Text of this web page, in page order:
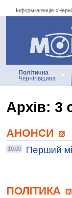
Інформ-агенція
Інформ-
Політична
Чернігівщина
Архiв: 3
АНОНСИ
10:00
Перший
ПОЛІТИКА